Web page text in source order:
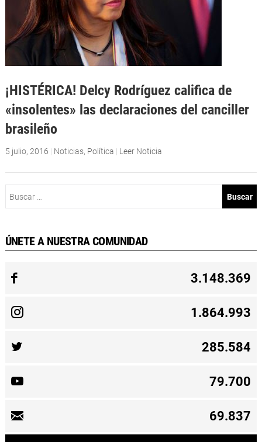
¡HISTÉRICA! Delcy Rodríguez califica de
«insolentes» las declaraciones del canciller
brasileño
5 julio, 2016 | Noticias, Política | Leer Noticia
ÚNETE A NUESTRA COMUNIDAD
3.148.369
1.864.993
285.584
79.700
69.837